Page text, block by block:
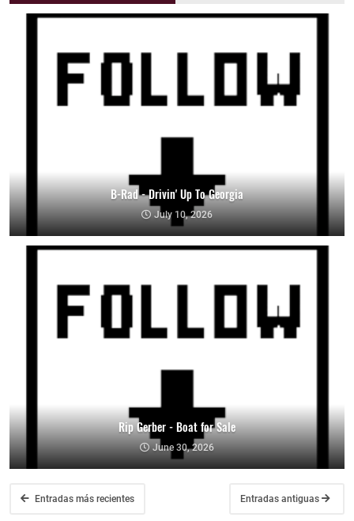
B-Rad - Drivin' Up To Georgia
July 10, 2026
Rip Gerber - Boat for Sale
June 30, 2026
Entradas más recientes Entradas antiguas